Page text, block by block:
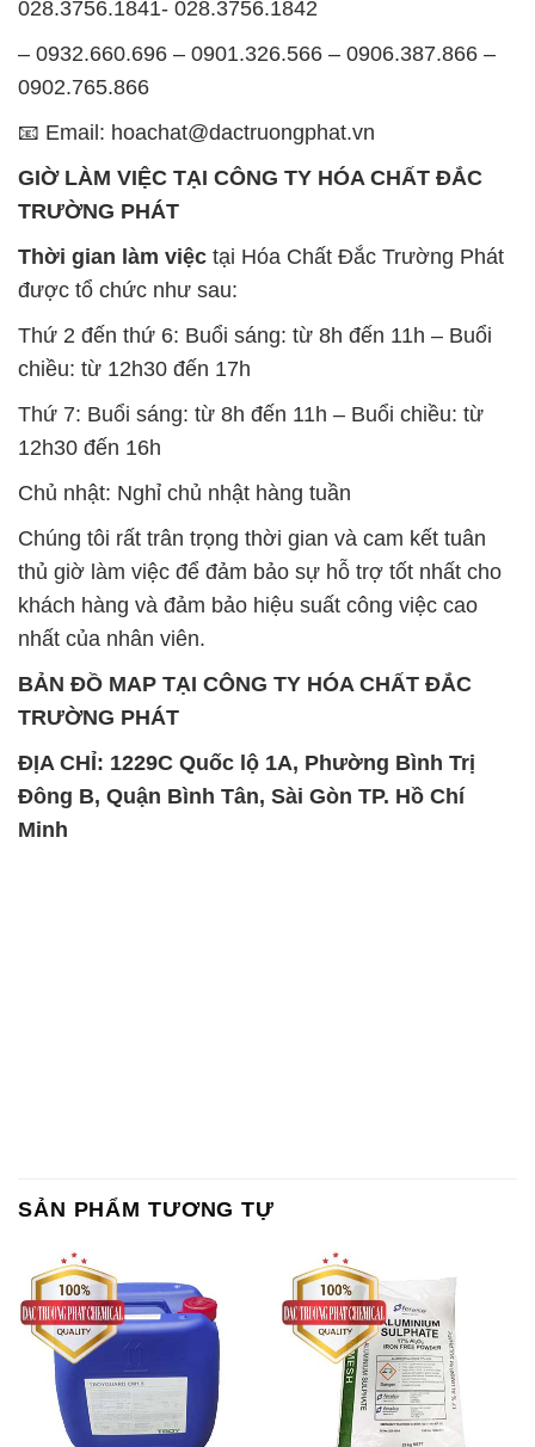
khách hàng và đảm bảo hiệu suất công việc cao
nhất của nhân viên.
BẢN ĐỒ MAP TẠI CÔNG TY HÓA CHẤT ĐẮC
TRƯỜNG PHÁT
ĐỊA CHỈ: 1229C Quốc lộ 1A, Phường Bình Trị
Đông B, Quận Bình Tân, Sài Gòn TP. Hồ Chí
Minh
SẢN PHẨM TƯƠNG TỰ
Chất tạo bọt Las P Tico Tank
IBC Bồn Việt Nam
Sodium Benzoate – Mốc Bột
Kalama Food Grade Mỹ Usa